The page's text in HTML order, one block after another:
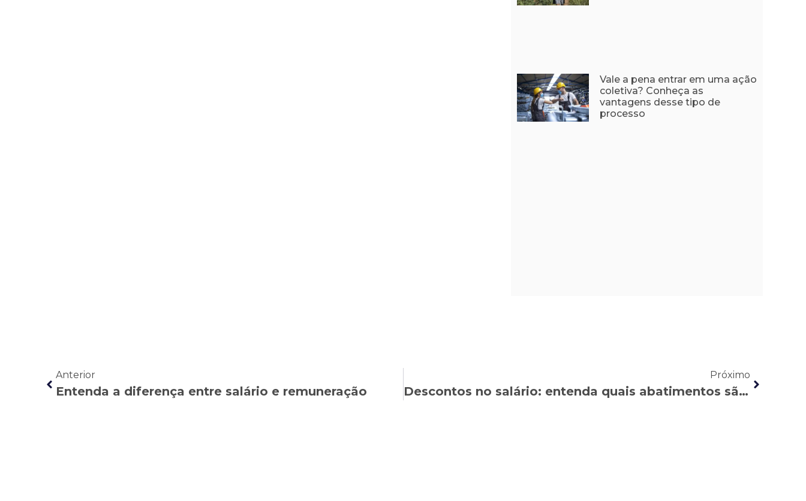
Vale a pena entrar em uma ação
coletiva? Conheça as
vantagens desse tipo de
processo
Anterior
Entenda a diferença entre salário e remuneração
Próximo
Descontos no salário: entenda quais abatimentos são autorizados por lei